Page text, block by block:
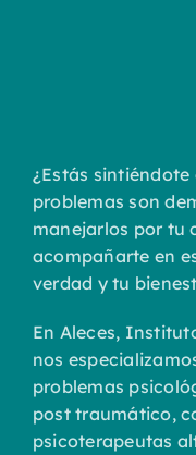
¿Estás sintiéndote
problemas son
manejarlos por tu
acompañarte en
verdad y tu
En Aleces,
nos
problemas
post traumático,
psicoterapeutas